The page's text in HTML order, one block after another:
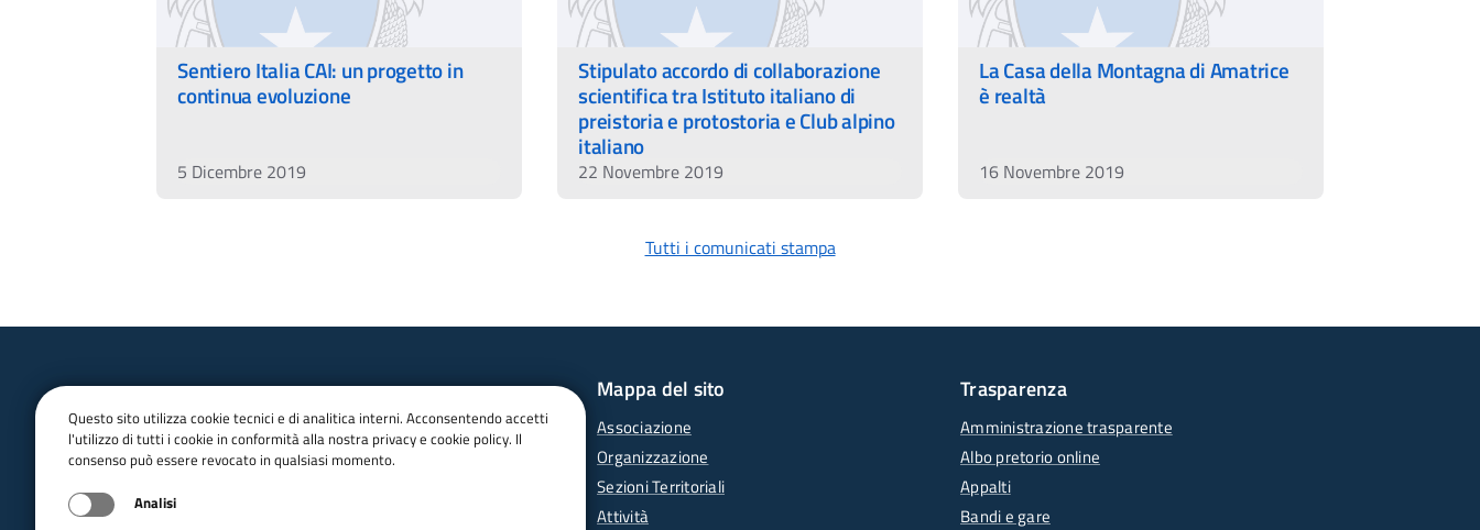
Sentiero Italia CAI: un progetto in
continua evoluzione
5 Dicembre 2019
Stipulato accordo di collaborazione
scientifica tra Istituto italiano di
preistoria e protostoria e Club alpino
italiano
22 Novembre 2019
La Casa della Montagna di Amatrice
è realtà
16 Novembre 2019
Tutti i comunicati stampa
Mappa del sito
Associazione
Organizzazione
Sezioni Territoriali
Attività
Trasparenza
Amministrazione trasparente
Albo pretorio online
Appalti
Bandi e gare
Questo sito utilizza cookie tecnici e di analitica interni. Acconsentendo accetti
l'utilizzo di tutti i cookie in conformità alla nostra privacy e cookie policy. Il
consenso può essere revocato in qualsiasi momento.
Analisi